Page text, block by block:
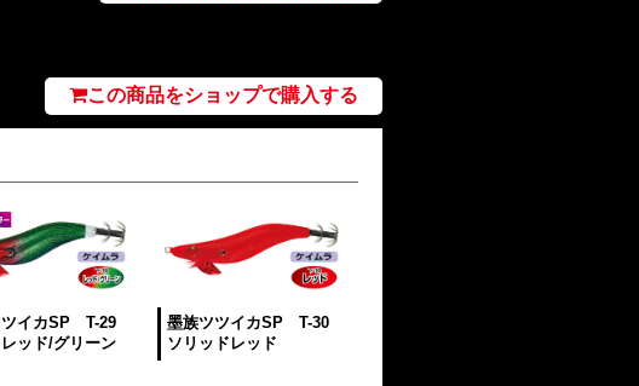
この商品をショップで購入する
ツイカSP T-29
ッド/グリーン
墨族ツツイカSP T-30
ソリッドレッド